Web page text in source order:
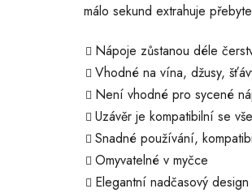
málo sekund extrahuje
Nápoje zůstanou déle
Vhodné na vína, džusy,
Není vhodné pro sycené
Uzávěr je kompatibilní se
Snadné používání,
Omyvatelné v myčce
Elegantní nadčasový design